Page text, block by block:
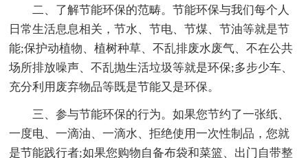
二、了解节能环保的范畴。节能环保与我们每个人
日常生活息息相关，节水、节电、节煤、节油等就是节
能;保护动植物、植树种草、不乱排废水废气、不在公共
场所排放噪声、不乱抛生活垃圾等就是环保;多步少车、
充分利用废弃物品等既是节能又是环保。
三、参与节能环保的行为。如果您节约了一张纸、
一度电、一滴油、一滴水、拒绝使用一次性制品，您就
是节能践行者;如果您购物自备布袋和菜篮、出门自带整